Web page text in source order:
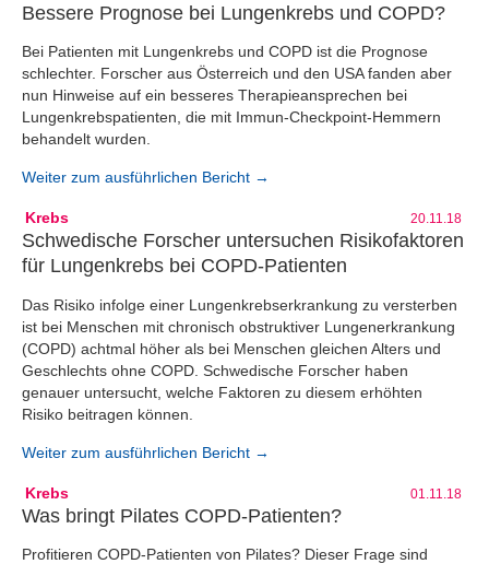
Bessere Prognose bei Lungenkrebs und COPD?
Bei Patienten mit Lungenkrebs und COPD ist die Prognose
schlechter. Forscher aus Österreich und den USA fanden aber
nun Hinweise auf ein besseres Therapieansprechen bei
Lungenkrebspatienten, die mit Immun-Checkpoint-Hemmern
behandelt wurden.
Weiter zum ausführlichen Bericht →
Krebs 20.11.18
Schwedische Forscher untersuchen Risikofaktoren
für Lungenkrebs bei COPD-Patienten
Das Risiko infolge einer Lungenkrebserkrankung zu versterben
ist bei Menschen mit chronisch obstruktiver Lungenerkrankung
(COPD) achtmal höher als bei Menschen gleichen Alters und
Geschlechts ohne COPD. Schwedische Forscher haben
genauer untersucht, welche Faktoren zu diesem erhöhten
Risiko beitragen können.
Weiter zum ausführlichen Bericht →
Krebs 01.11.18
Was bringt Pilates COPD-Patienten?
Profitieren COPD-Patienten von Pilates? Dieser Frage sind